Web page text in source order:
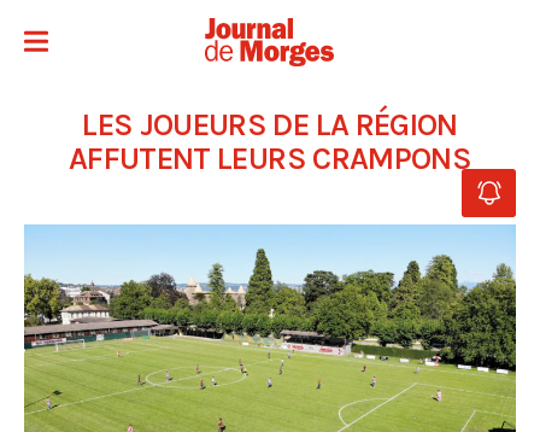
LES JOUEURS DE LA RÉGION
AFFUTENT LEURS CRAMPONS